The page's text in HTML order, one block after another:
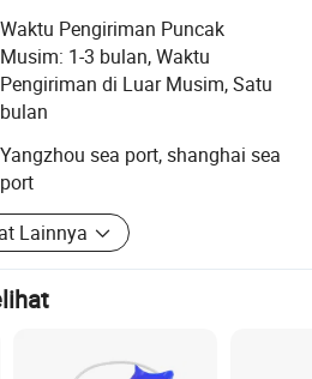
dari Jerman, Korea,
kami telah mencapai kriteria
produk kami ke lebih dari 50
lebih dari 20 tahun, alami
perusahaan jasa oral
dan keuntungan bersama,
dapat membangun
pasar
bersama di seluruh
Waktu Pengiriman Puncak
Musim: 1-3 bulan, Waktu
Pengiriman di Luar Musim, Satu
bulan
Yangzhou sea port, shanghai sea
port
Lainnya